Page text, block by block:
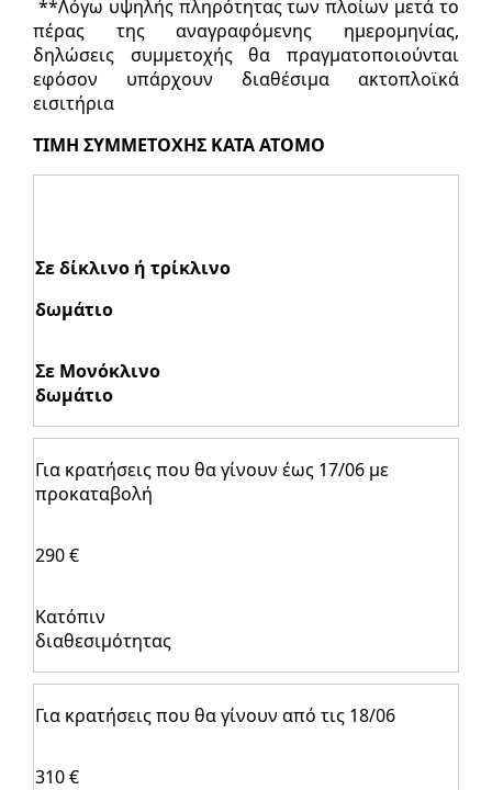
**Λόγω υψηλής πληρότητας των πλοίων μετά το
πέρας της αναγραφόμενης ημερομηνίας,
δηλώσεις συμμετοχής θα πραγματοποιούνται
εφόσον υπάρχουν διαθέσιμα ακτοπλοϊκά
εισιτήρια
ΤΙΜΗ ΣΥΜΜΕΤΟΧΗΣ ΚΑΤΑ ΑΤΟΜΟ
Σε δίκλινο ή τρίκλινο
δωμάτιο
Σε Μονόκλινο
δωμάτιο
Για κρατήσεις που θα γίνουν έως 17/06 με
προκαταβολή
290 €
Κατόπιν
διαθεσιμότητας
Για κρατήσεις που θα γίνουν από τις 18/06
310 €